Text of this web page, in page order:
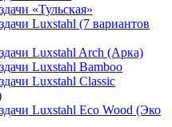
«Тульская»
Luxstahl (7 вариантов
Luxstahl Arch (Арка)
Luxstahl Bamboo
Luxstahl Classic
Luxstahl Eco Wood (Эко